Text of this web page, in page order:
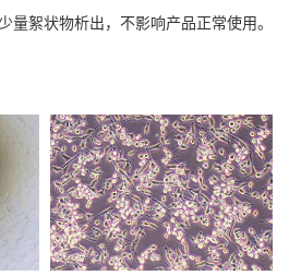
量絮状物析出，不影响产品正常使用。